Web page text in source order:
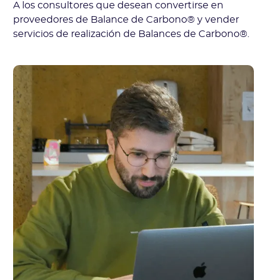
A los consultores que desean convertirse en
proveedores de Balance de Carbono® y vender
servicios de realización de Balances de Carbono®.